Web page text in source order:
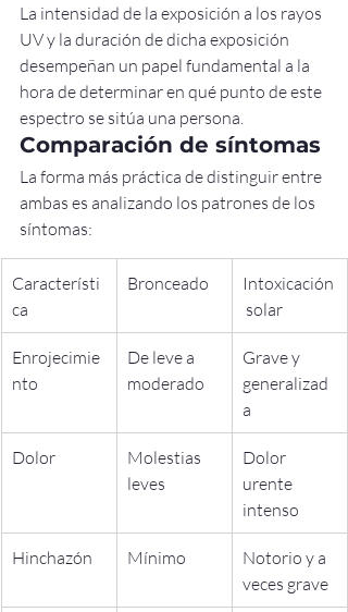
La intensidad de la exposición a los rayos
UV y la duración de dicha exposición
desempeñan un papel fundamental a la
hora de determinar en qué punto de este
espectro se sitúa una persona.
Comparación de síntomas
La forma más práctica de distinguir entre
ambas es analizando los patrones de los
síntomas:
Característi
ca
Bronceado
Intoxicación
solar
Enrojecimie
nto
De leve a
moderado
Grave y
generalizad
a
Dolor
Molestias
leves
Dolor
urente
intenso
Hinchazón Mínimo
Notorio y a
veces grave